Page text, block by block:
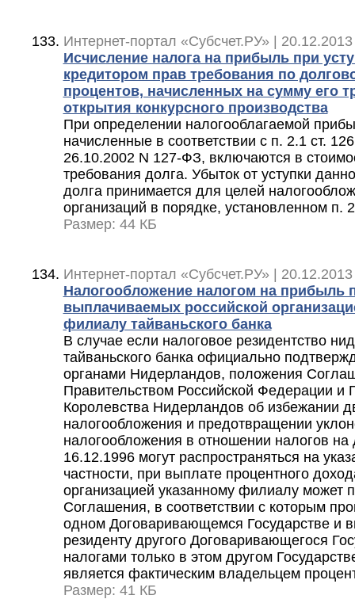
Интернет-портал «Субсчет.РУ» |
Исчисление налога на прибыль при
кредитором прав требования по
процентов, начисленных на сумму его
открытия конкурсного производства
При определении налогооблагаемой
начисленные в соответствии с п. 2.1 ст.
26.10.2002 N 127-ФЗ, включаются в
требования долга. Убыток от уступки
долга принимается для целей
организаций в порядке, установленном п.
Размер: 44 КБ
Интернет-портал «Субсчет.РУ» |
Налогообложение налогом на прибыль
выплачиваемых российской
филиалу тайваньского банка
В случае если налоговое резидентство
тайваньского банка официально
органами Нидерландов, положения
Правительством Российской Федерации и
Королевства Нидерландов об избежании
налогообложения и предотвращении
налогообложения в отношении налогов
16.12.1996 могут распространяться на
частности, при выплате процентного
организацией указанному филиалу может
Соглашения, в соответствии с которым
одном Договаривающемся Государстве и
резиденту другого Договаривающегося
налогами только в этом другом
является фактическим владельцем
Размер: 41 КБ